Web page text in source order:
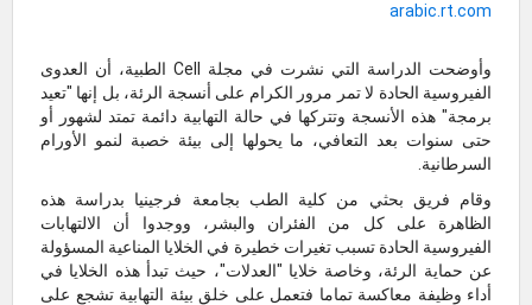
arabic.rt.com
وأوضحت الدراسة التي نشرت في مجلة Cell الطبية، أن العدوى
الفيروسية الحادة لا تمر مرور الكرام على أنسجة الرئة، بل إنها "تعيد
برمجة" هذه الأنسجة وتتركها في حالة التهابية دائمة تمتد لشهور أو
حتى سنوات بعد التعافي، ما يحولها إلى بيئة خصبة لنمو الأورام
السرطانية.
وقام فريق بحثي من كلية الطب بجامعة فرجينيا بدراسة هذه
الظاهرة على كل من الفئران والبشر، ووجدوا أن الالتهابات
الفيروسية الحادة تسبب تغيرات خطيرة في الخلايا المناعية المسؤولة
عن حماية الرئة، وخاصة خلايا "العدلات"، حيث تبدأ هذه الخلايا في
أداء وظيفة معاكسة تماما فتعمل على خلق بيئة التهابية تشجع على